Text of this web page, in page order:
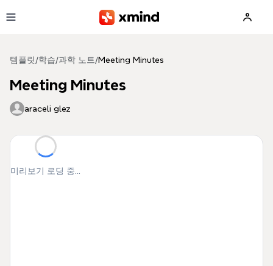
템플릿 /학습/과학 노트 /Meeting Minutes
Meeting Minutes
araceli glez
미리보기 로딩 중...